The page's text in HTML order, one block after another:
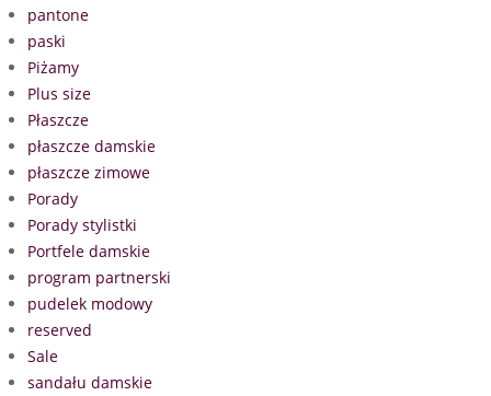
pantone
paski
Piżamy
Plus size
Płaszcze
płaszcze damskie
płaszcze zimowe
Porady
Porady stylistki
Portfele damskie
program partnerski
pudelek modowy
reserved
Sale
sandału damskie